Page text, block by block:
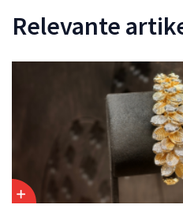
Relevante